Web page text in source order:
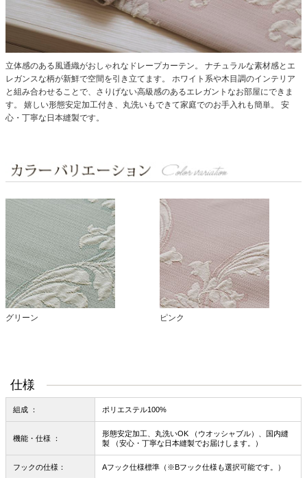
立体感のある風通織がおしゃれなドレープカーテン。
ナチュラルな素材感とエ
レガンスな柄が新鮮で空間を引き立てます。
ホワイト系や木目調のインテリア
と組み合わせることで、さりげない高級感のあるエレガントなお部屋にできま
す。
嬉しい形態安定加工付き、丸洗いもできて家庭でのお手入れも簡単。
安
心・丁寧な日本縫製です。
グリーン ピンク
仕様
組成 ： ポリエステル100%
機能・仕様 ：
形態安定加工、丸洗いOK （ウオッシャブル）、国内縫
製 （安心・丁寧な日本縫製でお届けします。）
フックの仕様： Aフック仕様標準（※Bフック仕様も選択可能です。）